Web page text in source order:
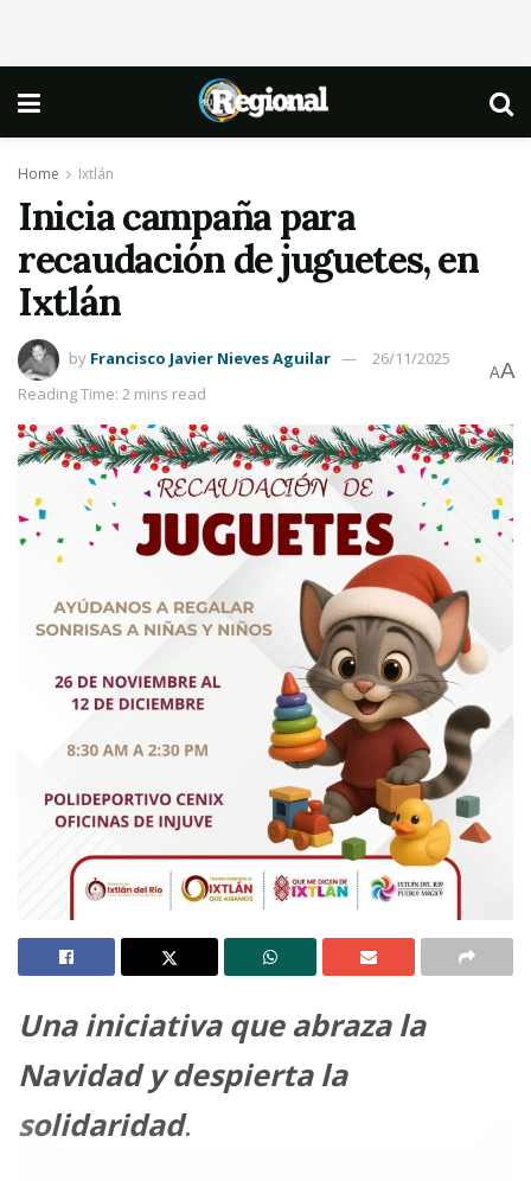
Home Ixtlán
Inicia campaña para
recaudación de juguetes, en
Ixtlán
by Francisco Javier Nieves Aguilar
26/11/2025
Reading Time: 2 mins read
AA
Una iniciativa que abraza la
Navidad y despierta la
solidaridad.